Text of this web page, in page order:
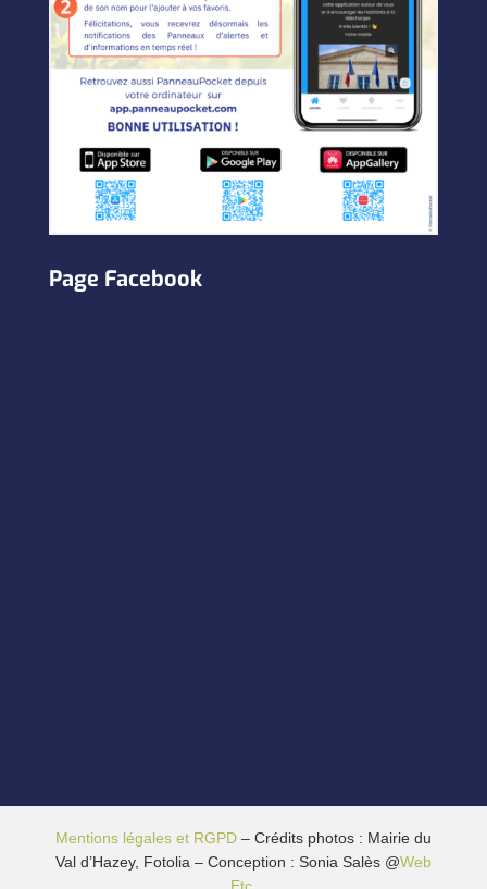
Page Facebook
Mentions légales et RGPD– Crédits photos : Mairie du
Val d’Hazey, Fotolia – Conception : Sonia Salès @Web